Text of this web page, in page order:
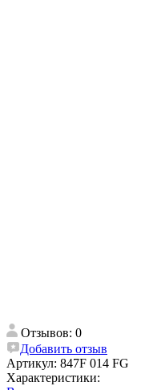
Отзывов: 0
Добавить отзыв
Артикул: 847F 014 FG
Характеристики: